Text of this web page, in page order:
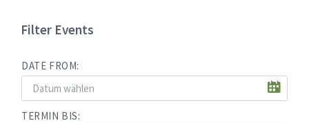
Filter Events
DATE FROM:
TERMIN BIS: